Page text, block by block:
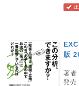
正
版
著者
発売